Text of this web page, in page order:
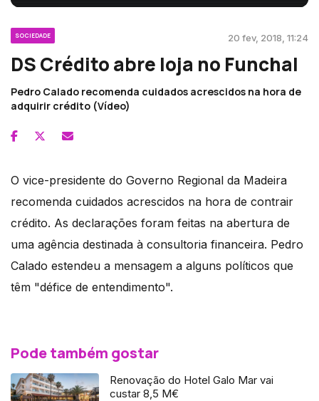
SOCIEDADE 20 fev, 2018, 11:24
DS Crédito abre loja no Funchal
Pedro Calado recomenda cuidados acrescidos na hora de
adquirir crédito (Vídeo)
O vice-presidente do Governo Regional da Madeira
recomenda cuidados acrescidos na hora de contrair
crédito. As declarações foram feitas na abertura de
uma agência destinada à consultoria financeira. Pedro
Calado estendeu a mensagem a alguns políticos que
têm "défice de entendimento".
Pode também gostar
Renovação do Hotel Galo Mar vai
custar 8,5 M€